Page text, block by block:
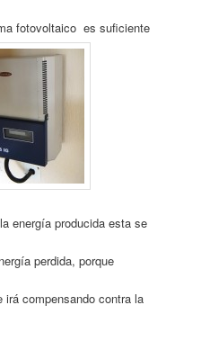
fotovoltaico es suficiente
energía producida esta se
perdida, porque
compensando contra la